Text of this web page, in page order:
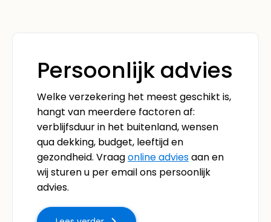
Persoonlijk advies
Welke verzekering het meest geschikt is,
hangt van meerdere factoren af:
verblijfsduur in het buitenland, wensen
qua dekking, budget, leeftijd en
gezondheid. Vraagonline adviesaan en
wij sturen u per email ons persoonlijk
advies.